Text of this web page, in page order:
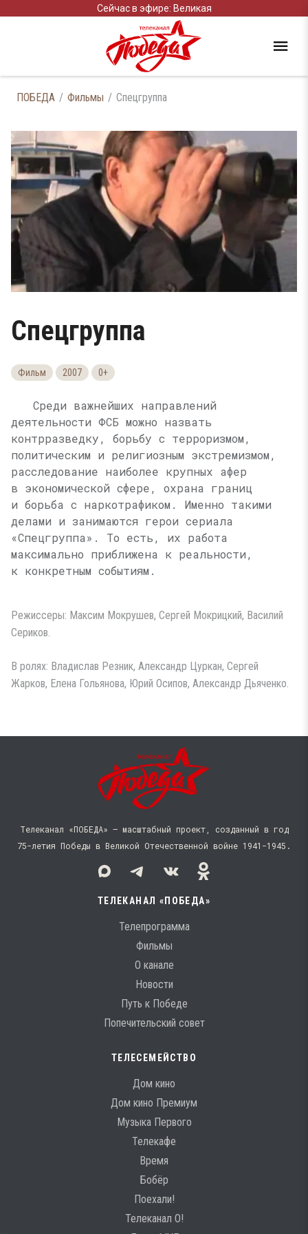
Сейчас в эфире: Великая
ПОБЕДА Фильмы Спецгруппа
Спецгруппа
Фильм 2007 0+
Среди важнейших направлений
деятельности ФСБ можно назвать
контрразведку, борьбу с терроризмом,
политическим и религиозным экстремизмом,
расследование наиболее крупных афер
в экономической сфере, охрана границ
и борьба с наркотрафиком. Именно такими
делами и занимаются герои сериала
«Спецгруппа». То есть, их работа
максимально приближена к реальности,
к конкретным событиям.
Режиссеры: Максим Мокрушев, Сергей Мокрицкий, Василий
Сериков.
В ролях: Владислав Резник, Александр Цуркан, Сергей
Жарков, Елена Гольянова, Юрий Осипов, Александр Дьяченко.
Телеканал «ПОБЕДА» — масштабный проект, созданный в год
75-летия Победы в Великой Отечественной войне 1941−1945.
ТЕЛЕКАНАЛ «ПОБЕДА»
Телепрограмма
Фильмы
О канале
Новости
Путь к Победе
Попечительский совет
ТЕЛЕСЕМЕЙСТВО
Дом кино
Дом кино Премиум
Музыка Первого
Телекафе
Время
Бобёр
Поехали!
Телеканал О!